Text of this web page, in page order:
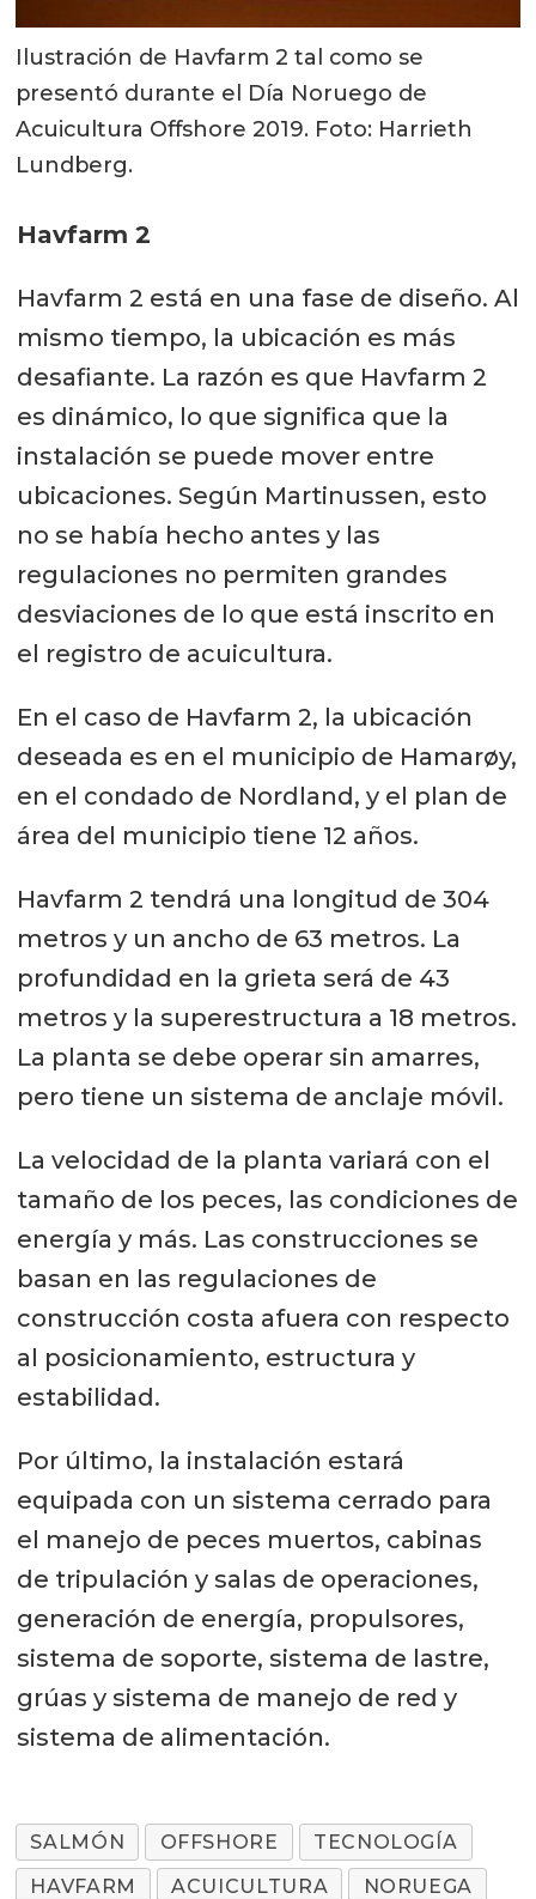
Ilustración de Havfarm 2 tal como se
presentó durante el Día Noruego de
Acuicultura Offshore 2019. Foto: Harrieth
Lundberg.
Havfarm 2
Havfarm 2 está en una fase de diseño. Al
mismo tiempo, la ubicación es más
desafiante. La razón es que Havfarm 2
es dinámico, lo que significa que la
instalación se puede mover entre
ubicaciones. Según Martinussen, esto
no se había hecho antes y las
regulaciones no permiten grandes
desviaciones de lo que está inscrito en
el registro de acuicultura.
En el caso de Havfarm 2, la ubicación
deseada es en el municipio de Hamarøy,
en el condado de Nordland, y el plan de
área del municipio tiene 12 años.
Havfarm 2 tendrá una longitud de 304
metros y un ancho de 63 metros. La
profundidad en la grieta será de 43
metros y la superestructura a 18 metros.
La planta se debe operar sin amarres,
pero tiene un sistema de anclaje móvil.
La velocidad de la planta variará con el
tamaño de los peces, las condiciones de
energía y más. Las construcciones se
basan en las regulaciones de
construcción costa afuera con respecto
al posicionamiento, estructura y
estabilidad.
Por último, la instalación estará
equipada con un sistema cerrado para
el manejo de peces muertos, cabinas
de tripulación y salas de operaciones,
generación de energía, propulsores,
sistema de soporte, sistema de lastre,
grúas y sistema de manejo de red y
sistema de alimentación.
SALMÓN OFFSHORE
TECNOLOGÍA
HAVFARM
ACUICULTURA NORUEGA